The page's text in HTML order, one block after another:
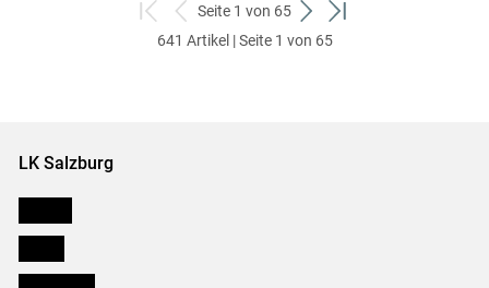
zum
ersten
zurück
zum
Seite 1 von 65
weiter
zum
zum
641 Artikel | Seite 1 von 65
LK Salzburg